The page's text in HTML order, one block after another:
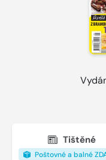
Tištěné
Poštovné a balné